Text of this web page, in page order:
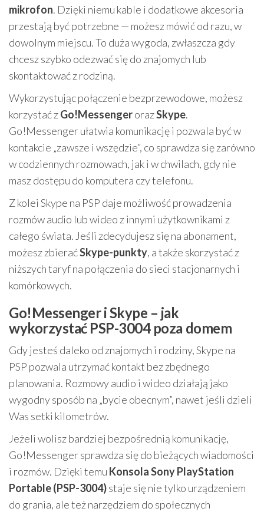
mikrofon. Dzięki niemu kable i dodatkowe akcesoria
przestają być potrzebne — możesz mówić od razu, w
dowolnym miejscu. To duża wygoda, zwłaszcza gdy
chcesz szybko odezwać się do znajomych lub
skontaktować z rodziną.
Wykorzystując połączenie bezprzewodowe, możesz
korzystać zGo!MessengerorazSkype.
Go!Messenger ułatwia komunikację i pozwala być w
kontakcie „zawsze i wszędzie”, co sprawdza się zarówno
w codziennych rozmowach, jak i w chwilach, gdy nie
masz dostępu do komputera czy telefonu.
Z kolei Skype na PSP daje możliwość prowadzenia
rozmów audio lub wideo z innymi użytkownikami z
całego świata. Jeśli zdecydujesz się na abonament,
możesz zbieraćSkype-punkty, a także skorzystać z
niższych taryf na połączenia do sieci stacjonarnych i
komórkowych.
Go!Messenger i Skype – jak
wykorzystać PSP-3004 poza domem
Gdy jesteś daleko od znajomych i rodziny, Skype na
PSP pozwala utrzymać kontakt bez zbędnego
planowania. Rozmowy audio i wideo działają jako
wygodny sposób na „bycie obecnym”, nawet jeśli dzieli
Was setki kilometrów.
Jeżeli wolisz bardziej bezpośrednią komunikację,
Go!Messenger sprawdza się do bieżących wiadomości
i rozmów. Dzięki temu Konsola Sony PlayStation
Portable (PSP-3004)staje się nie tylko urządzeniem
do grania, ale też narzędziem do społecznych